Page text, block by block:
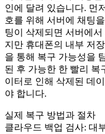
인에 달려 있습니다. 먼
호를 위해 서버에 채팅
팅이 삭제되면 서버에
지만 휴대폰의 내부 저
을 통해 복구 가능성을
된 후 가능한 한 빨리 복
이터로 인해 삭제된 데
야 합니다.
실제 복구 방법과 절차
클라우드 백업 검사: 대